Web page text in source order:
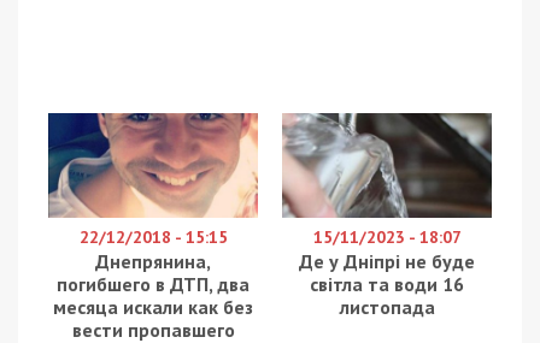
22/12/2018 - 15:15
Днепрянина,
погибшего в ДТП, два
месяца искали как без
вести пропавшего
15/11/2023 - 18:07
Де у Дніпрі не буде
світла та води 16
листопада